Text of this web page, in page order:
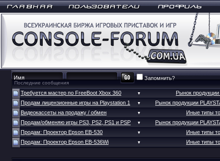
Запомнить?
Последние сообщения
Требуется мастер по FreeBoot Xbox 360 ▼
Рынок продукции
Продам лицензионные игры на Playstation 1
▼
Рынок продукции
Видеокассеты на продажу / обмен
▼
Иные типы
Продам/обменяю игры PS3, PS2, PS1 и PSP
▼
Рынок продукции
Продам: Проектор Epson EB-530
▼
Иные типы
Продам: Проектор Epson EB-536Wi
▼ Иные типы